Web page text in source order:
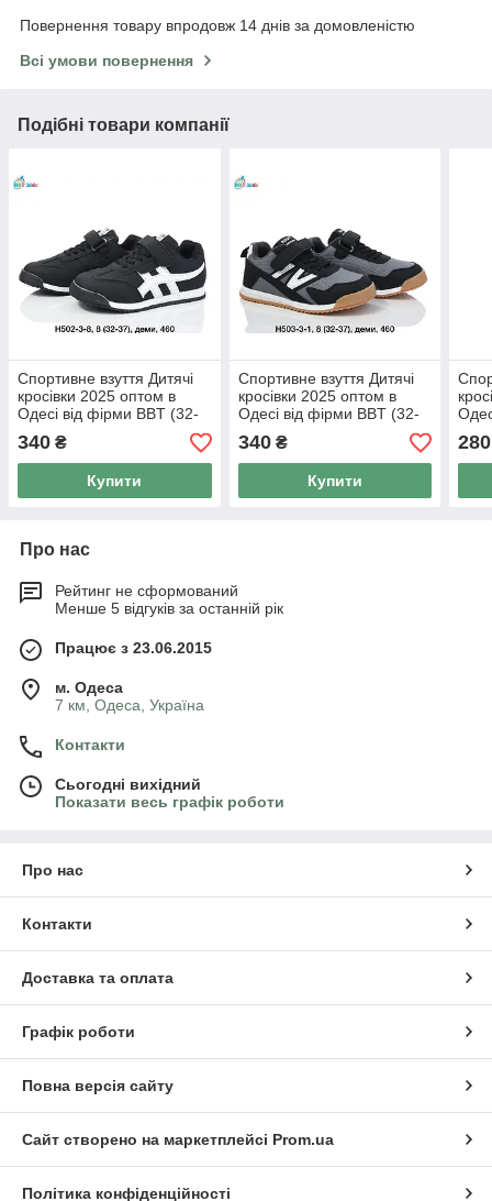
Повернення товару впродовж 14 днів за домовленістю
Всі умови повернення
Подібні товари компанії
Спортивне взуття Дитячі
кросівки 2025 оптом в
Одесі від фірми BBT (32-
37)
340 ₴
Купити
Спортивне взуття Дитячі
кросівки 2025 оптом в
Одесі від фірми BBT (32-
37)
340₴
Купити
37)
280
Про нас
Рейтинг не сформований
Менше 5 відгуків за останній рік
Працює з 23.06.2015
м. Одеса
7 км, Одеса, Україна
Контакти
Сьогодні вихідний
Показати весь графік роботи
Про нас
Контакти
Доставка та оплата
Графік роботи
Повна версія сайту
Сайт створено на маркетплейсі Prom.ua
Політика конфіденційності